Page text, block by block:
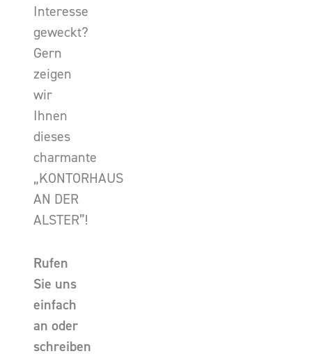
Interesse
geweckt?
Gern
zeigen
wir
Ihnen
dieses
charmante
„KONTORHAUS
AN DER
ALSTER”!
Rufen
Sie uns
einfach
an oder
schreiben